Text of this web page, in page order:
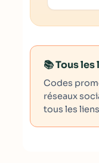
📚 Tous
Codes
réseaux
tous les